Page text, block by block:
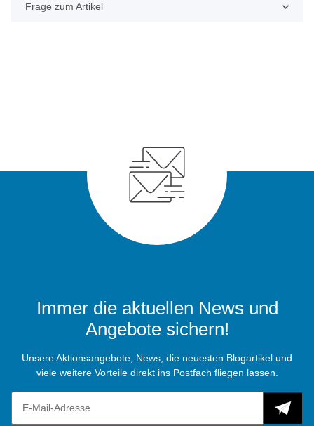
Frage zum Artikel
Immer die aktuellen News und
Angebote sichern!
Unsere Aktionsangebote, News, die neuesten Blogartikel und
viele weitere Vorteile direkt ins Postfach fliegen lassen.